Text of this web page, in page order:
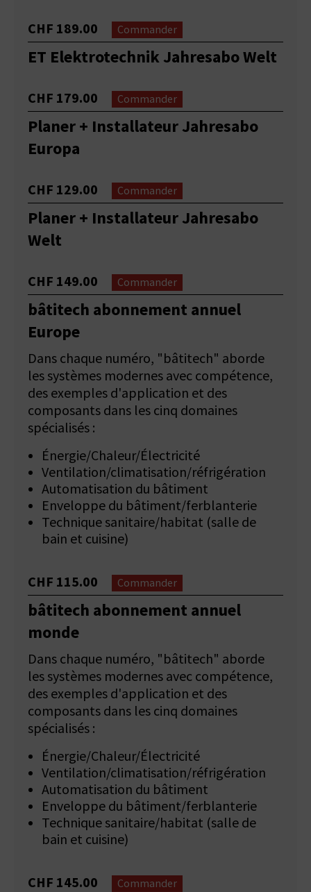
CHF 189.00 Commander
ET Elektrotechnik Jahresabo Welt
CHF 179.00 Commander
Planer + Installateur Jahresabo
Europa
CHF 129.00 Commander
Planer + Installateur Jahresabo
Welt
CHF 149.00 Commander
bâtitech abonnement annuel
Europe
Dans chaque numéro, "bâtitech" aborde
les systèmes modernes avec compétence,
des exemples d'application et des
composants dans les cinq domaines
spécialisés :
Énergie/Chaleur/Électricité
Ventilation/climatisation/réfrigération
Automatisation du bâtiment
Enveloppe du bâtiment/ferblanterie
Technique sanitaire/habitat (salle de
bain et cuisine)
CHF 115.00 Commander
bâtitech abonnement annuel
monde
Dans chaque numéro, "bâtitech" aborde
les systèmes modernes avec compétence,
des exemples d'application et des
composants dans les cinq domaines
spécialisés :
Énergie/Chaleur/Électricité
Ventilation/climatisation/réfrigération
Automatisation du bâtiment
Enveloppe du bâtiment/ferblanterie
Technique sanitaire/habitat (salle de
bain et cuisine)
CHF 145.00 Commander